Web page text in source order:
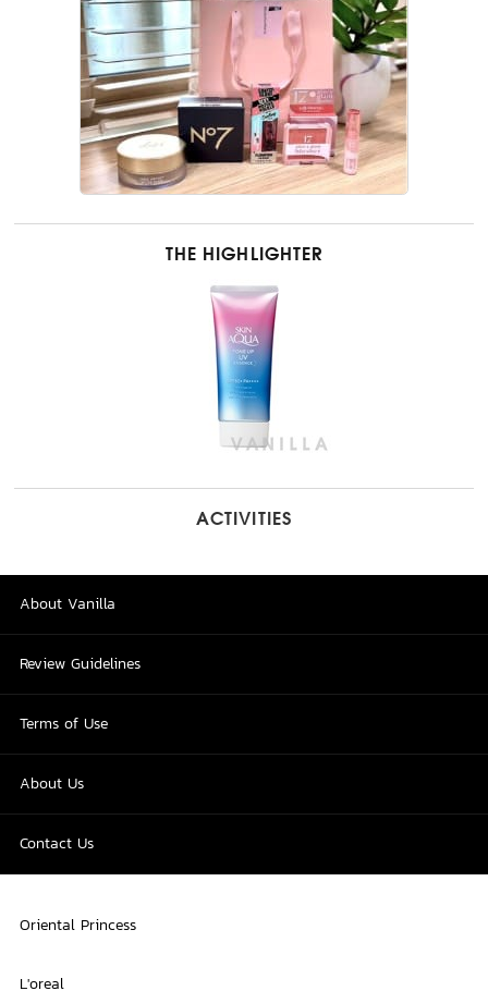
THE HIGHLIGHTER
ACTIVITIES
About Vanilla
Review Guidelines
Terms of Use
About Us
Contact Us
Oriental Princess
L'oreal